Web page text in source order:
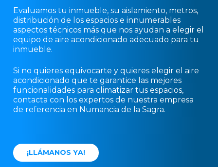
Evaluamos tu inmueble, su aislamiento, metros,
distribución de los espacios e innumerables
aspectos técnicos más que nos ayudan a elegir el
equipo de aire acondicionado adecuado para tu
inmueble.
Si no quieres equivocarte y quieres elegir el aire
acondicionado que te garantice las mejores
funcionalidades para climatizar tus espacios,
contacta con los expertos de nuestra empresa
de referencia en Numancia de la Sagra.
¡LLÁMANOS YA!